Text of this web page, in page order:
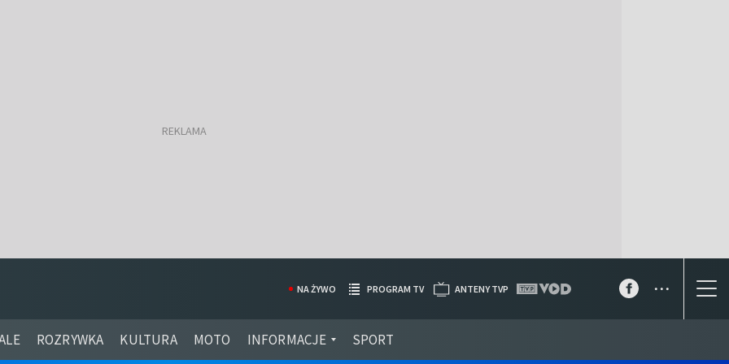
ROZRYWKA KULTURA MOTO INFORMACJE SPORT
NA ŻYWO PROGRAM TV ANTENY TVP ...